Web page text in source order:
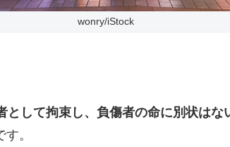
wonry/iStock
として拘束し、負傷者の命に別状はな
。